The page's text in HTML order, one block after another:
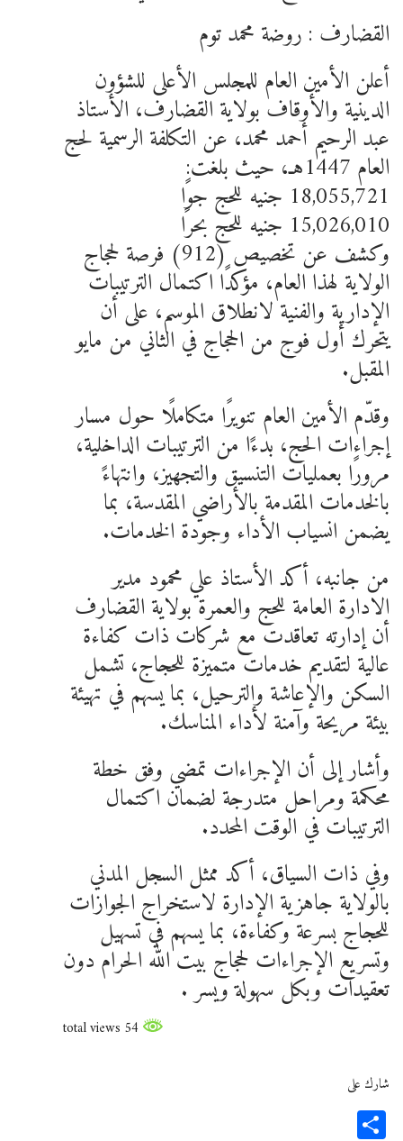
القضارف : روضة محمد توم
أعلن الأمين العام للمجلس الأعلى للشؤون
الدينية والأوقاف بولاية القضارف، الأستاذ
عبد الرحيم أحمد محمد، عن التكلفة الرسمية لحج
العام 1447هـ، حيث بلغت:
18,055,721 جنيه للحج جوًا
15,026,010 جنيه للحج بحرًا
وكشف عن تخصيص (912) فرصة لحجاج
الولاية لهذا العام، مؤكدًا اكتمال الترتيبات
الإدارية والفنية لانطلاق الموسم، على أن
يتحرك أول فوج من الحجاج في الثاني من مايو
المقبل.
وقدّم الأمين العام تنويرًا متكاملًا حول مسار
إجراءات الحج، بدءًا من الترتيبات الداخلية،
مرورًا بعمليات التنسيق والتجهيز، وانتهاءً
بالخدمات المقدمة بالأراضي المقدسة، بما
يضمن انسياب الأداء وجودة الخدمات.
من جانبه، أكد الأستاذ علي محمود مدير
الادارة العامة للحج والعمرة بولاية القضارف
أن إدارته تعاقدت مع شركات ذات كفاءة
عالية لتقديم خدمات متميزة للحجاج، تشمل
السكن والإعاشة والترحيل، بما يسهم في تهيئة
بيئة مريحة وآمنة لأداء المناسك.
وأشار إلى أن الإجراءات تمضي وفق خطة
محكمة ومراحل متدرجة لضمان اكتمال
الترتيبات في الوقت المحدد.
وفي ذات السياق، أكد ممثل السجل المدني
بالولاية جاهزية الإدارة لاستخراج الجوازات
للحجاج بسرعة وكفاءة، بما يسهم في تسهيل
وتسريع الإجراءات لحجاج بيت الله الحرام دون
تعقيدات وبكل سهولة ويسر .
شارك على